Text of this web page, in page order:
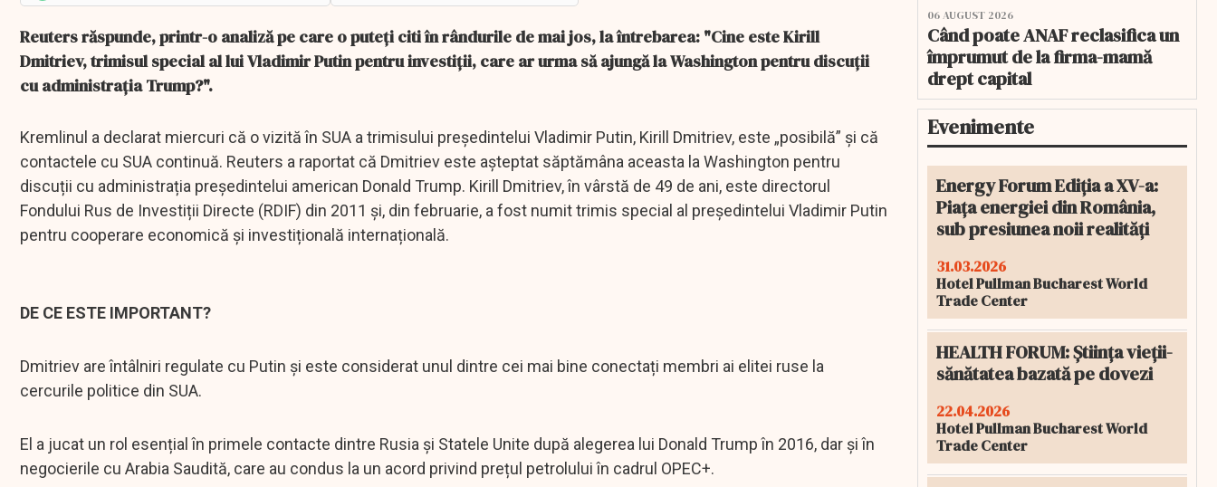
Reuters răspunde, printr-o analiză pe care o puteţi citi în rândurile de mai jos, la întrebarea: "Cine este Kirill
Dmitriev, trimisul special al lui Vladimir Putin pentru investiții, care ar urma să ajungă la Washington pentru discuții
cu administrația Trump?".
Kremlinul a declarat miercuri că o vizită în SUA a trimisului președintelui Vladimir Putin, Kirill Dmitriev, este „posibilă” și că
contactele cu SUA continuă. Reuters a raportat că Dmitriev este așteptat săptămâna aceasta la Washington pentru
discuții cu administrația președintelui american Donald Trump. Kirill Dmitriev, în vârstă de 49 de ani, este directorul
Fondului Rus de Investiții Directe (RDIF) din 2011 și, din februarie, a fost numit trimis special al președintelui Vladimir Putin
pentru cooperare economică și investițională internațională.
DE CE ESTE IMPORTANT?
Dmitriev are întâlniri regulate cu Putin și este considerat unul dintre cei mai bine conectați membri ai elitei ruse la
cercurile politice din SUA.
El a jucat un rol esențial în primele contacte dintre Rusia și Statele Unite după alegerea lui Donald Trump în 2016, dar și în
negocierile cu Arabia Saudită, care au condus la un acord privind prețul petrolului în cadrul OPEC+.
06 AUGUST 2026
Când poate ANAF reclasifica un
împrumut de la firma-mamă
drept capital
Evenimente
Energy Forum Ediția a XV-a:
Piața energiei din România,
sub presiunea noii realități
31.03.2026
Hotel Pullman Bucharest World
Trade Center
HEALTH FORUM: Știința vieții-
sănătatea bazată pe dovezi
22.04.2026
Hotel Pullman Bucharest World
Trade Center